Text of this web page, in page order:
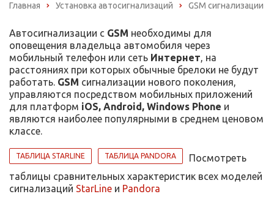
Главная Установка автосигнализаций GSM сигнализации
Автосигнализации с GSM необходимы для
оповещения владельца автомобиля через
мобильный телефон или сеть Интернет, на
расстояниях при которых обычные брелоки не будут
работать. GSM сигнализации нового поколения,
управляются посредством мобильных приложений
для платформ iOS, Android, Windows Phone и
являются наиболее популярными в среднем ценовом
классе.
ТАБЛИЦА STARLINE ТАБЛИЦА PANDORA
Посмотреть
таблицы сравнительных характеристик всех моделей
сигнализаций StarLine и Pandora